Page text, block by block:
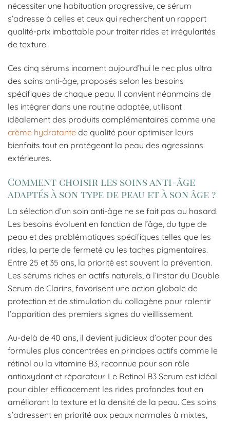
nécessiter une habituation progressive, ce sérum
s’adresse à celles et ceux qui recherchent un rapport
qualité-prix imbattable pour traiter rides et irrégularités
de texture.
Ces cinq sérums incarnent aujourd’hui le nec plus ultra
des soins anti-âge, proposés selon les besoins
spécifiques de chaque peau. Il convient néanmoins de
les intégrer dans une routine adaptée, utilisant
idéalement des produits complémentaires comme une
crème hydratante de qualité pour optimiser leurs
bienfaits tout en protégeant la peau des agressions
extérieures.
Comment choisir les soins anti-âge
adaptés à son type de peau et à son âge ?
La sélection d’un soin anti-âge ne se fait pas au hasard.
Les besoins évoluent en fonction de l’âge, du type de
peau et des problématiques spécifiques telles que les
rides, la perte de fermeté ou les taches pigmentaires.
Entre 25 et 35 ans, la priorité est souvent la prévention.
Les sérums riches en actifs naturels, à l’instar du Double
Serum de Clarins, favorisent une action globale de
protection et de stimulation du collagène pour ralentir
l’apparition des premiers signes du vieillissement.
Au-delà de 40 ans, il devient judicieux d’opter pour des
formules plus concentrées en principes actifs comme le
rétinol ou la vitamine B3, reconnue pour son rôle
antioxydant et réparateur. Le Retinol B3 Serum est idéal
pour cibler efficacement les rides profondes tout en
améliorant la texture et la densité de la peau. Ces soins
s’adressent en priorité aux peaux normales à mixtes,